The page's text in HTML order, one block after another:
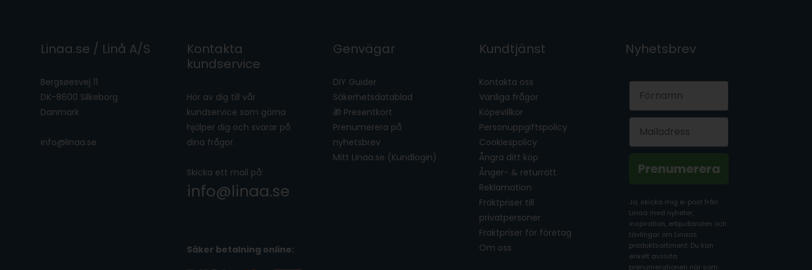
Linaa.se / Linå A/S
Bergsøesvej 11
DK-8600 Silkeborg
Danmark
info@linaa.se
Kontakta
kundservice
Hör av dig till vår
kundservice som gärna
hjälper dig och svarar på
dina frågor.
Skicka ett mail på:
info@linaa.se
Säker betalning online:
Genvägar
DIY Guider
Säkerhetsdatablad
🎁 Presentkort
Prenumerera på
nyhetsbrev
Mitt Linaa.se (Kundlogin)
Kundtjänst
Kontakta oss
Vanliga frågor
Köpevillkor
Personuppgiftspolicy
Cookiespolicy
Ångra ditt köp
Ånger- & returrätt
Reklamation
Fraktpriser till
privatpersoner
Fraktpriser för företag
Om oss
Nyhetsbrev
Prenumerera
Ja, skicka mig e-post från
Linaa med nyheter,
inspiration, erbjudanden och
tävlingar om Linaas
produktsortiment. Du kan
enkelt avsluta
prenumerationen när som